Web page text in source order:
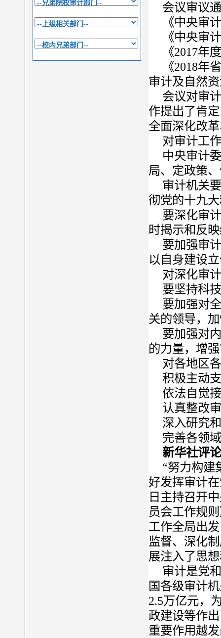
会议审议
《中央审
《中央审
《2017年
《2018年
审计及自然
会议对审
作提出了肯
全面深化改
对审计工
中央审计
局、定政策
审计机关
彻党的十九
要深化审
时揭示和反
要加强审
以自身建设
对深化审
要坚持科
要加强对
关的领导，
要加强对
的力量，增
对各地区
积极主动
依法自觉
认真整改
深入研究
完善各领
新华社评
“努力构建
好发挥审计
日主持召开
员会工作规
工作全局出
监督、深化
展注入了思
审计是党
国各级审计
2.5万亿元，
政建设等作
重要作用越